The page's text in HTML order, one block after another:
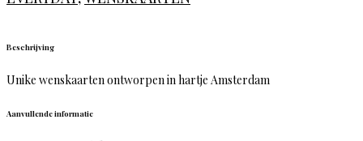
Beschrijving
Unike wenskaarten ontworpen in hartje Amsterdam
Aanvullende informatie